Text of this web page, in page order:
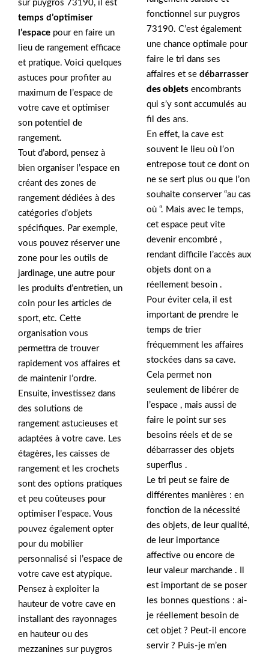
sur puygros 73190, il est
temps d’optimiser
l’espace pour en faire un
lieu de rangement efficace
et pratique. Voici quelques
astuces pour profiter au
maximum de l’espace de
votre cave et optimiser
son potentiel de
rangement.
Tout d’abord, pensez à
bien organiser l’espace en
créant des zones de
rangement dédiées à des
catégories d’objets
spécifiques. Par exemple,
vous pouvez réserver une
zone pour les outils de
jardinage, une autre pour
les produits d’entretien, un
coin pour les articles de
sport, etc. Cette
organisation vous
permettra de trouver
rapidement vos affaires et
de maintenir l’ordre.
Ensuite, investissez dans
des solutions de
rangement astucieuses et
adaptées à votre cave. Les
étagères, les caisses de
rangement et les crochets
sont des options pratiques
et peu coûteuses pour
optimiser l’espace. Vous
pouvez également opter
pour du mobilier
personnalisé si l’espace de
votre cave est atypique.
Pensez à exploiter la
hauteur de votre cave en
installant des rayonnages
en hauteur ou des
mezzanines sur puygros
fonctionnel sur puygros
73190. C’est également
une chance optimale pour
faire le tri dans ses
affaires et se débarrasser
des objets encombrants
qui s’y sont accumulés au
fil des ans.
En effet, la cave est
souvent le lieu où l’on
entrepose tout ce dont on
ne se sert plus ou que l’on
souhaite conserver “au cas
où “. Mais avec le temps,
cet espace peut vite
devenir encombré ,
rendant difficile l’accès aux
objets dont on a
réellement besoin .
Pour éviter cela, il est
important de prendre le
temps de trier
fréquemment les affaires
stockées dans sa cave.
Cela permet non
seulement de libérer de
l’espace , mais aussi de
faire le point sur ses
besoins réels et de se
débarrasser des objets
superflus .
Le tri peut se faire de
différentes manières : en
fonction de la nécessité
des objets, de leur qualité,
de leur importance
affective ou encore de
leur valeur marchande . Il
est important de se poser
les bonnes questions : ai-
je réellement besoin de
cet objet ? Peut-il encore
servir ? Puis-je m’en